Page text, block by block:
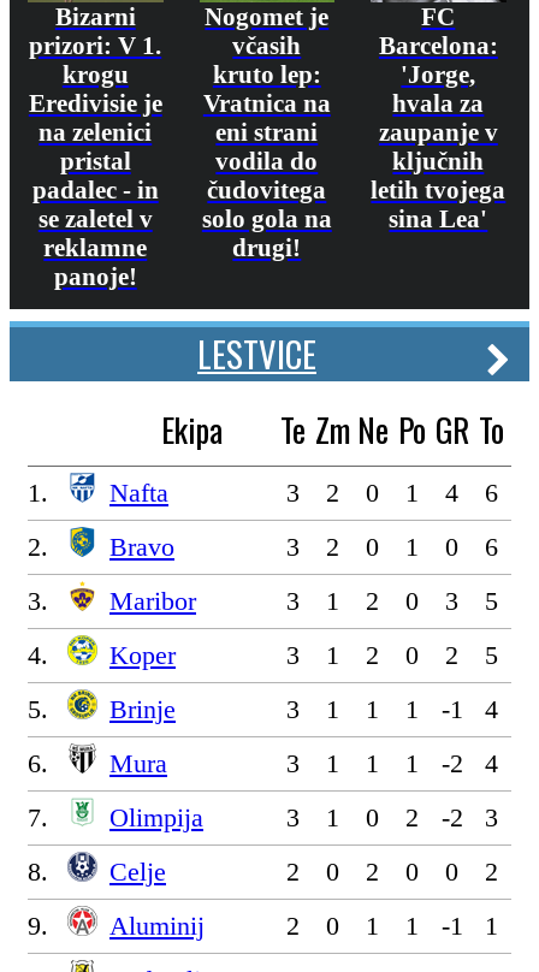
Bizarni
prizori: V 1.
krogu
Eredivisie je
na zelenici
pristal
padalec - in
se zaletel v
reklamne
panoje!
Nogomet je
včasih
kruto lep:
Vratnica na
eni strani
vodila do
čudovitega
solo gola na
drugi!
FC
Barcelona:
'Jorge,
hvala za
zaupanje v
ključnih
letih tvojega
sina Lea'
LESTVICE
Ekipa Te Zm Ne Po GR To
1. Nafta 3 2 0 1 4
6
2.
Bravo 3 2 0 1 0
6
3.
Maribor 3 1 2 0 3
5
4.
Koper 3 1 2 0 2
5
5.
Brinje 3 1 1 1 -1
4
6.
Mura 3 1 1 1 -2
4
7.
Olimpija 3 1 0 2 -2
3
8.
Celje 2 0 2 0 0
2
9.
Aluminij 2 0 1 1 -1
1